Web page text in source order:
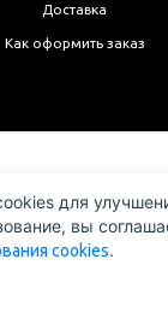
Доставка
Как оформить заказ
для
вы
cookies.